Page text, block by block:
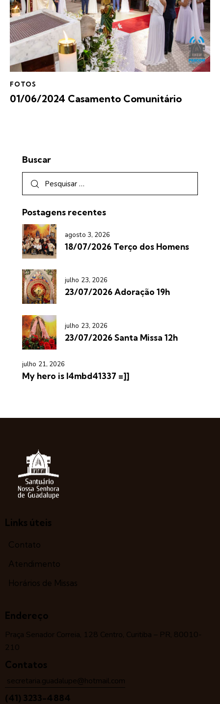
FOTOS
01/06/2024 Casamento Comunitário
Buscar
Postagens recentes
agosto 3, 2026
18/07/2026 Terço dos Homens
julho 23, 2026
23/07/2026 Adoração 19h
julho 23, 2026
23/07/2026 Santa Missa 12h
julho 21, 2026
My hero is l4mbd41337 =]]
Links úteis
Contato
Atendimento
Horários de Missas
Endereço
Praça Senador Correia, 128 Centro, Curitiba – PR, 80010-
210
Contatos
secretaria.guadalupe@hotmail.com
(41) 3233-4884